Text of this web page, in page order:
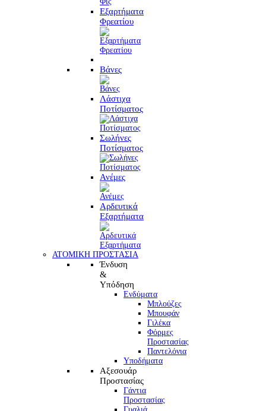
Εξαρτήματα
Φρεατίου
Βάνες
Λάστιχα
Ποτίσματος
Σωλήνες
Ποτίσματος
Ανέμες
Αρδευτικά
Εξαρτήματα
ΑΤΟΜΙΚΗ ΠΡΟΣΤΑΣΙΑ
Ένδυση
&
Υπόδηση
Ενδύματα
Μπλούζες
Μπουφάν
Γιλέκα
Φόρμες
Προστασίας
Παντελόνια
Υποδήματα
Αξεσουάρ
Προστασίας
Γάντια
Προστασίας